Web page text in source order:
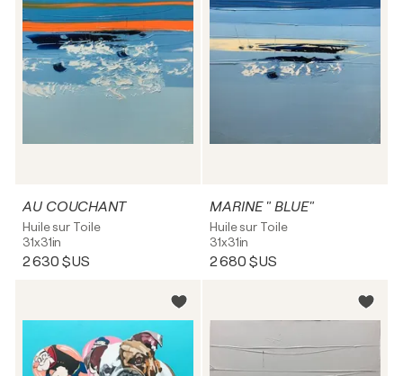
AU COUCHANT
Huile sur Toile
31x31in
2 630 $US
MARINE " BLUE"
Huile sur Toile
31x31in
2 680 $US